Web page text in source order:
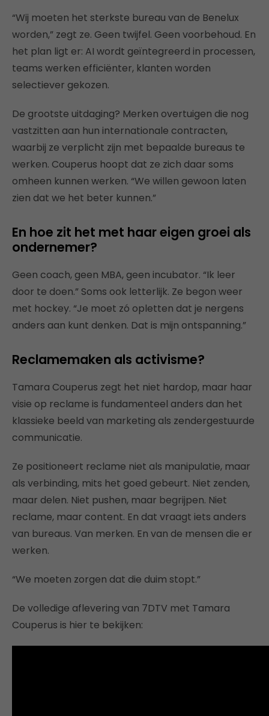
“Wij moeten het sterkste bureau van de Benelux
worden,” zegt ze. Geen twijfel. Geen voorbehoud. En
het plan ligt er: AI wordt geïntegreerd in processen,
teams werken efficiënter, klanten worden
selectiever gekozen.
De grootste uitdaging? Merken overtuigen die nog
vastzitten aan hun internationale contracten,
waarbij ze verplicht zijn met bepaalde bureaus te
werken. Couperus hoopt dat ze zich daar soms
omheen kunnen werken. “We willen gewoon laten
zien dat we het beter kunnen.”
En hoe zit het met haar eigen groei als
ondernemer?
Geen coach, geen MBA, geen incubator. “Ik leer
door te doen.” Soms ook letterlijk. Ze begon weer
met hockey. “Je moet zó opletten dat je nergens
anders aan kunt denken. Dat is mijn ontspanning.”
Reclamemaken als activisme?
Tamara Couperus zegt het niet hardop, maar haar
visie op reclame is fundamenteel anders dan het
klassieke beeld van marketing als zendergestuurde
communicatie.
Ze positioneert reclame niet als manipulatie, maar
als verbinding, mits het goed gebeurt. Niet zenden,
maar delen. Niet pushen, maar begrijpen. Niet
reclame, maar content. En dat vraagt iets anders
van bureaus. Van merken. En van de mensen die er
werken.
“We moeten zorgen dat die duim stopt.”
De volledige aflevering van 7DTV met Tamara
Couperus is hier te bekijken: